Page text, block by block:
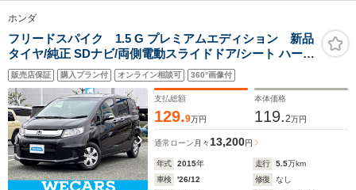
ホンダ
フリードスパイク 1.5 G プレミアムエディション 新品
タイヤ/純正 SDナビ/両側電動スライドドア/シート ハーフ
レザー/ヘッドランプ HID/Bluetooth接続/ETC/EBD付
ABS/横滑り防止装置/ワンセグTV
販売店保証 購入プラン付 オンライン相談可 360°画像付
支払総額
129.9万円
本体価格
119.2万円
通常ローン 月々13,200円
年式 2015年 走行 5.5万km
車検
'26/12 修復
なし